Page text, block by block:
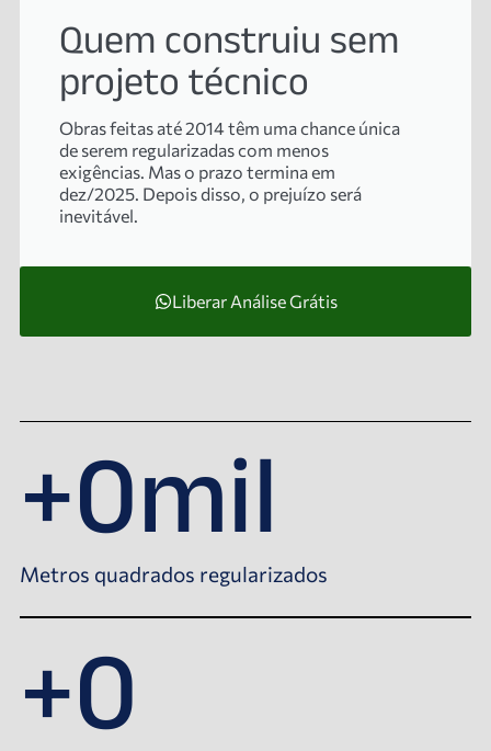
Quem construiu sem
projeto técnico
Obras feitas até 2014 têm uma chance única
de serem regularizadas com menos
exigências. Mas o prazo termina em
dez/2025. Depois disso, o prejuízo será
inevitável.
Liberar Análise Grátis
Metros quadrados regularizados
+0mil
+0